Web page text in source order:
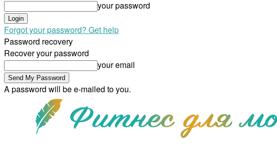
your password
Forgot your password? Get help
Password recovery
Recover your password
your email
A password will be e-mailed to you.